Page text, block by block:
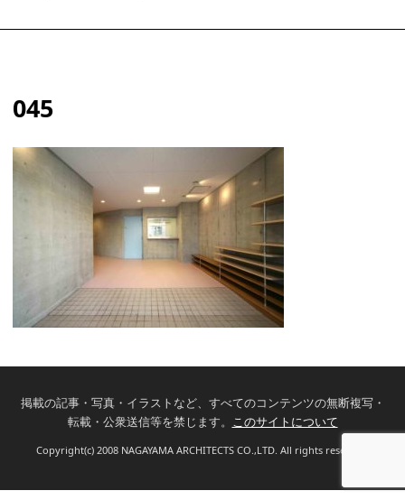
045
掲載の記事・写真・イラストなど、すべてのコンテンツの無断複写・
転載・公衆送信等を禁じます。 このサイトについて
Copyright(c) 2008 NAGAYAMA ARCHITECTS CO.,LTD. All rights reserved.